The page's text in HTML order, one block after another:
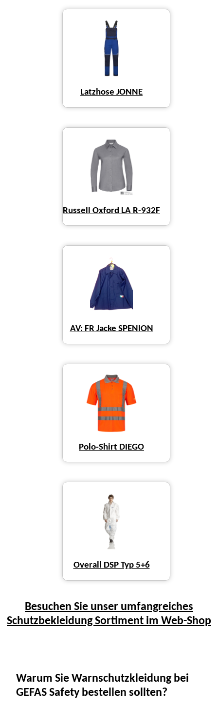
Latzhose JONNE
Russell Oxford LA R-932F
AV: FR Jacke SPENION
Polo-Shirt DIEGO
Overall DSP Typ 5+6
Besuchen Sie unser umfangreiches
Schutzbekleidung Sortiment im Web-Shop
Warum Sie Warnschutzkleidung bei
GEFAS Safety bestellen sollten?